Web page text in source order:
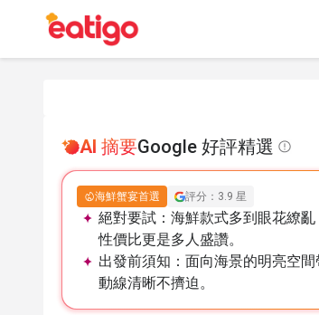
AI 摘要Google 好評精選
海鮮蟹宴首選 評分：3.9 星
絕對要試： 海鮮款式多到眼花繚
性價比更是多人盛讚。
出發前須知： 面向海景的明亮空
動線清晰不擠迫。